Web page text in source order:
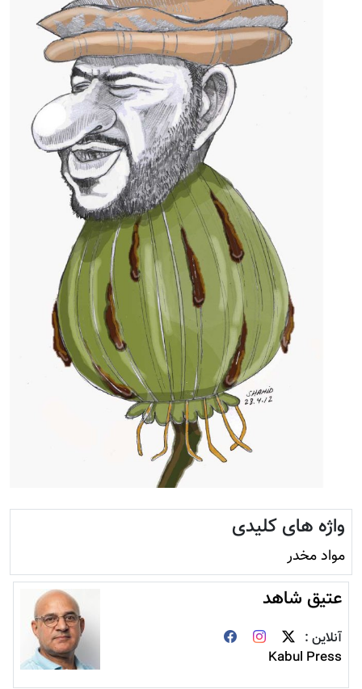
واژه های کلیدی
مواد مخدر
عتیق شاهد
آنلاین :
Kabul Press